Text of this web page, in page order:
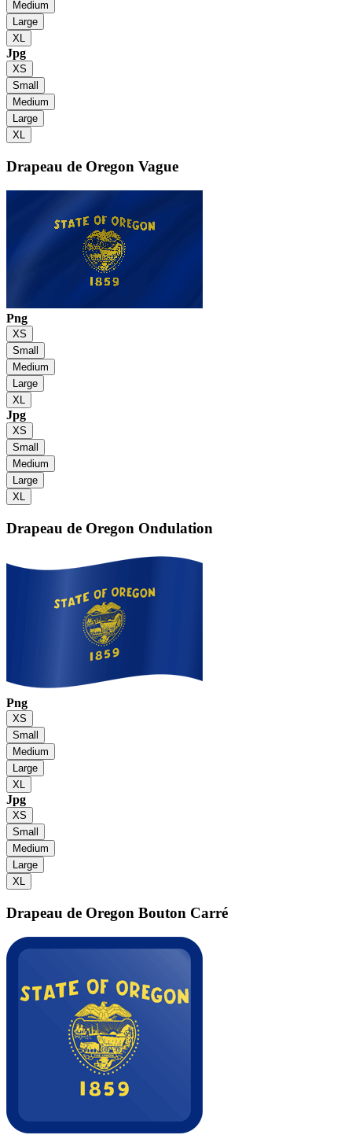
Medium
Large
XL
Jpg
XS
Small
Medium
Large
XL
Drapeau de Oregon Vague
Png
XS
Small
Medium
Large
XL
Jpg
XS
Small
Medium
Large
XL
Drapeau de Oregon Ondulation
Png
XS
Small
Medium
Large
XL
Jpg
XS
Small
Medium
Large
XL
Drapeau de Oregon Bouton Carré